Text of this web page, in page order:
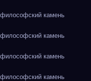
камень
камень
камень
камень